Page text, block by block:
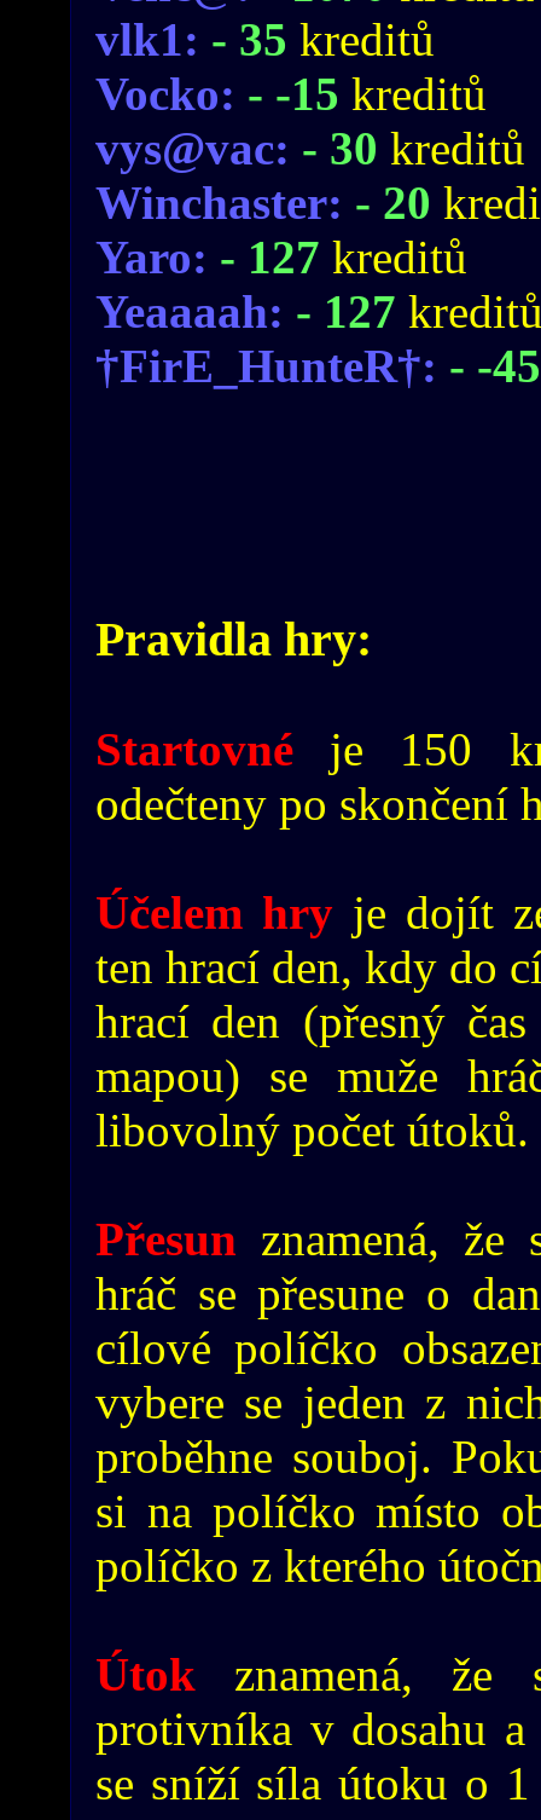
vlk1: - 35 kreditů
Vocko: - -15 kreditů
vys@vac: - 30 kreditů
Winchaster: - 20
Yaro: - 127 kreditů
Yeaaaah: - 127
†FirE_HunteR†: - -
Pravidla hry:
Startovné je 150
odečteny po skončení
Účelem hry je dojít
ten hrací den, kdy do
hrací den (přesný
mapou) se muže
libovolný počet útoků.
Přesun znamená, že
hráč se přesune o
cílové políčko
vybere se jeden z
proběhne souboj.
si na políčko místo
políčko z kterého
Útok znamená, že
protivníka v dosahu
se sníží síla útoku o